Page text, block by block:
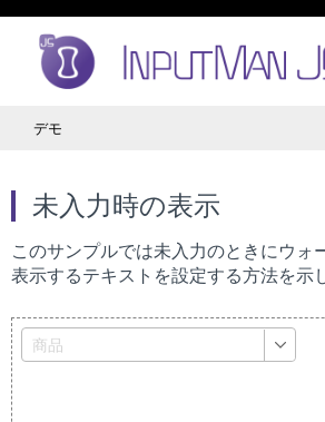
デモ
未入力時の表示
このサンプルでは未入力のときにウォ
表示するテキストを設定する方法を示